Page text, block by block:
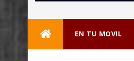
EN TU MOVIL